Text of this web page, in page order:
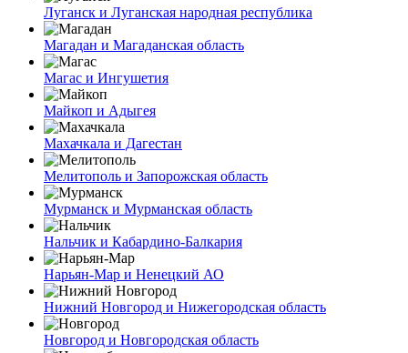
Луганск и Луганская народная республика
Магадан и Магаданская область
Магас и Ингушетия
Майкоп и Адыгея
Махачкала и Дагестан
Мелитополь и Запорожская область
Мурманск и Мурманская область
Нальчик и Кабардино-Балкария
Нарьян-Мар и Ненецкий АО
Нижний Новгород и Нижегородская область
Новгород и Новгородская область